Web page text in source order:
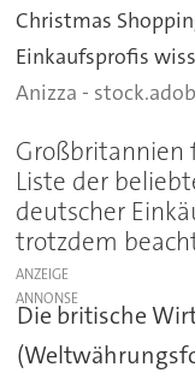
Christmas
Einkaufsprofis
Anizza -
Großbritannien
Liste der
deutscher
trotzdem
ANZEIGE
Die britische